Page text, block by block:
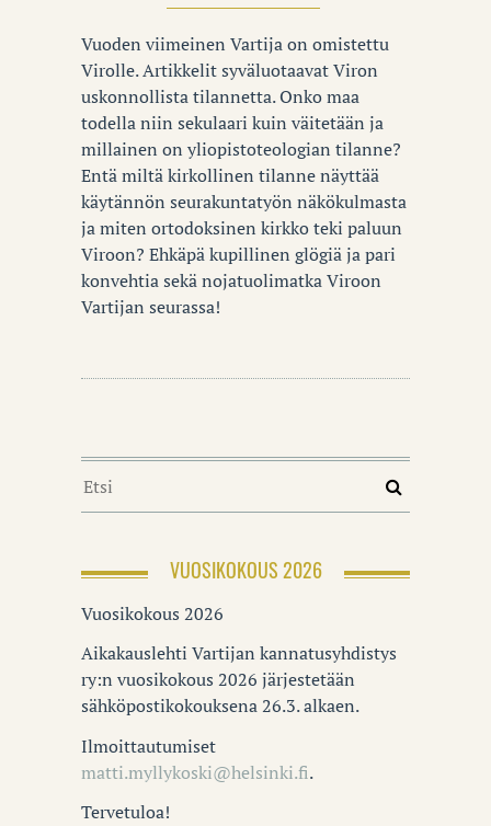
Vuoden viimeinen Vartija on omistettu
Virolle. Artikkelit syväluotaavat Viron
uskonnollista tilannetta. Onko maa
todella niin sekulaari kuin väitetään ja
millainen on yliopistoteologian tilanne?
Entä miltä kirkollinen tilanne näyttää
käytännön seurakuntatyön näkökulmasta
ja miten ortodoksinen kirkko teki paluun
Viroon? Ehkäpä kupillinen glögiä ja pari
konvehtia sekä nojatuolimatka Viroon
Vartijan seurassa!
VUOSIKOKOUS 2026
Vuosikokous 2026
Aikakauslehti Vartijan kannatusyhdistys
ry:n vuosikokous 2026 järjestetään
sähköpostikokouksena 26.3. alkaen.
Ilmoittautumiset
matti.myllykoski@helsinki.fi.
Tervetuloa!